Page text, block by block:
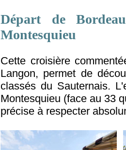
Départ de
Montesquieu
Cette croisière
Langon, permet de
classés du Sauternais.
Montesquieu (face au 33
précise à respecter